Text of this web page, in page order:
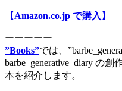
【Amazon.co.jp で購入】
ーーーーー
”Books”では、
barbe_generative_diary の
本を紹介します。